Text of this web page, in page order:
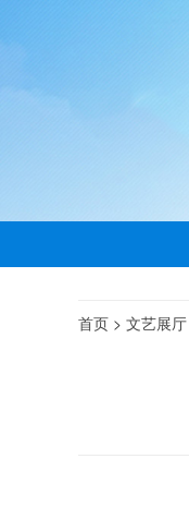
首页 > 文艺展厅